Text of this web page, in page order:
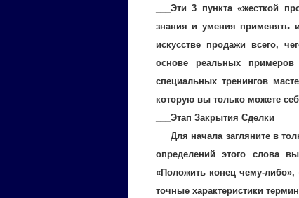
___Эти 3 пункта «жесткой
знания и умения применять
искусстве продажи всего,
основе реальных
специальных тренингов
которую вы только можете
___Этап Закрытия Сделки
___Для начала загляните в
определений этого слова
«Положить конец чему-либо»,
точные характеристики